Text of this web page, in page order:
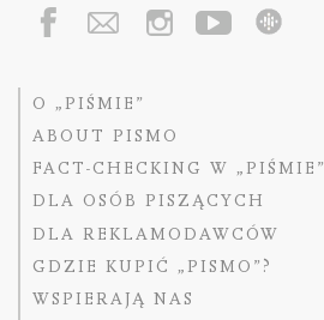
O „PIŚMIE”
ABOUT PISMO
FACT-CHECKING W „PIŚMIE”
DLA OSÓB PISZĄCYCH
DLA REKLAMODAWCÓW
GDZIE KUPIĆ „PISMO”?
WSPIERAJĄ NAS